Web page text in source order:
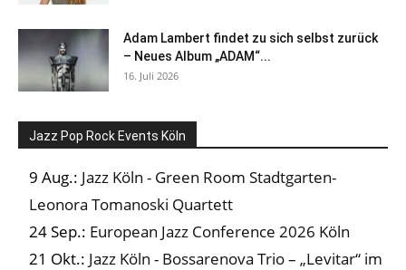
Adam Lambert findet zu sich selbst zurück
– Neues Album „ADAM“...
16. Juli 2026
Jazz Pop Rock Events Köln
9 Aug.: Jazz Köln - Green Room Stadtgarten-
Leonora Tomanoski Quartett
24 Sep.: European Jazz Conference 2026 Köln
21 Okt.: Jazz Köln - Bossarenova Trio – „Levitar“ im